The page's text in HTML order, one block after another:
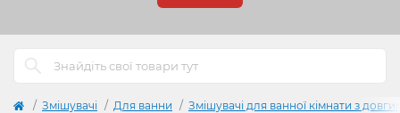
Змішувачі Для ванни Змішувачі для ванної кімнати з